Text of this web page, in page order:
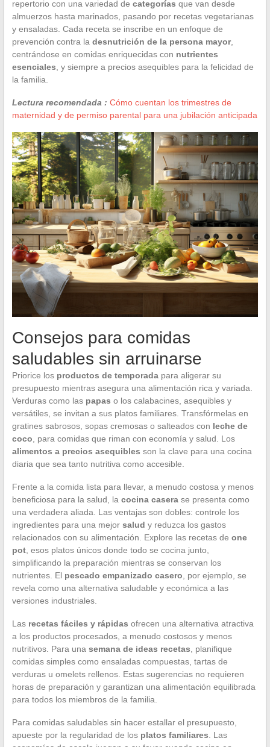
repertorio con una variedad de categorías que van desde
almuerzos hasta marinados, pasando por recetas vegetarianas
y ensaladas. Cada receta se inscribe en un enfoque de
prevención contra la desnutrición de la persona mayor,
centrándose en comidas enriquecidas con nutrientes
esenciales , y siempre a precios asequibles para la felicidad de
la familia.
Lectura recomendada : Cómo cuentan los trimestres de
maternidad y de permiso parental para una jubilación anticipada
Consejos para comidas
saludables sin arruinarse
Priorice los productos de temporadapara aligerar su
presupuesto mientras asegura una alimentación rica y variada.
Verduras como las papas o los calabacines, asequibles y
versátiles, se invitan a sus platos familiares. Transfórmelas en
gratines sabrosos, sopas cremosas o salteados con leche de
coco, para comidas que riman con economía y salud. Los
alimentos a precios asequibles son la clave para una cocina
diaria que sea tanto nutritiva como accesible.
Frente a la comida lista para llevar, a menudo costosa y menos
beneficiosa para la salud, la cocina caserase presenta como
una verdadera aliada. Las ventajas son dobles: controle los
ingredientes para una mejor salud y reduzca los gastos
relacionados con su alimentación. Explore las recetas de one
pot, esos platos únicos donde todo se cocina junto,
simplificando la preparación mientras se conservan los
nutrientes. El pescado empanizado casero, por ejemplo, se
revela como una alternativa saludable y económica a las
versiones industriales.
Las recetas fáciles y rápidas ofrecen una alternativa atractiva
a los productos procesados, a menudo costosos y menos
nutritivos. Para una semana de ideas recetas, planifique
comidas simples como ensaladas compuestas, tartas de
verduras u omelets rellenos. Estas sugerencias no requieren
horas de preparación y garantizan una alimentación equilibrada
para todos los miembros de la familia.
Para comidas saludables sin hacer estallar el presupuesto,
apueste por la regularidad de los platos familiares. Las